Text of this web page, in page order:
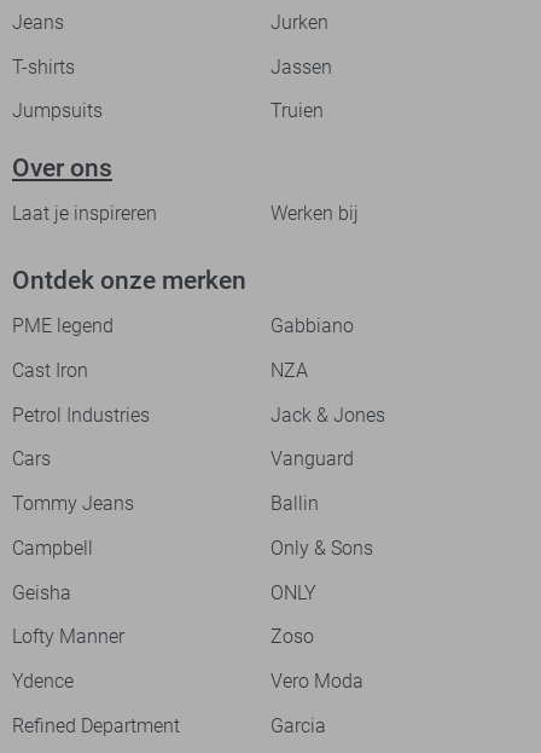
Jeans
Jurken
T-shirts
Jassen
Jumpsuits
Truien
Over ons
Laat je inspireren Werken bij
Ontdek onze merken
PME legend
Gabbiano
Cast Iron
NZA
Petrol Industries
Jack & Jones
Cars
Vanguard
Tommy Jeans
Ballin
Campbell
Only & Sons
Geisha
ONLY
Lofty Manner
Zoso
Ydence
Vero Moda
Refined Department
Garcia